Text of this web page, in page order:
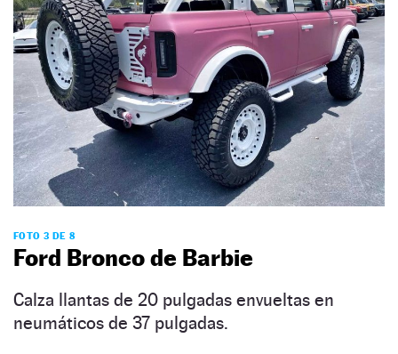
FOTO 3 DE 8
Ford Bronco de Barbie
Calza llantas de 20 pulgadas envueltas en
neumáticos de 37 pulgadas.